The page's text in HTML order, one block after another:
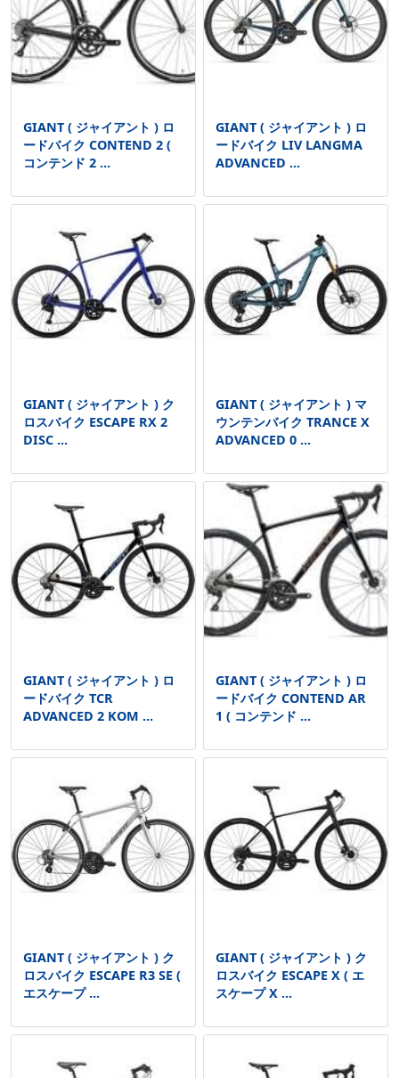
GIANT ( ジャイアント ) ロ
ードバイク CONTEND 2 (
コンテンド 2 ...
GIANT ( ジャイアント ) ロ
ードバイク LIV LANGMA
ADVANCED ...
GIANT ( ジャイアント ) ク
ロスバイク ESCAPE RX 2
DISC ...
GIANT ( ジャイアント ) マ
ウンテンバイク TRANCE X
ADVANCED 0 ...
GIANT ( ジャイアント ) ロ
ードバイク TCR
ADVANCED 2 KOM ...
GIANT ( ジャイアント ) ロ
ードバイク CONTEND AR
1 ( コンテンド ...
GIANT ( ジャイアント ) ク
ロスバイク ESCAPE R3 SE (
エスケープ ...
GIANT ( ジャイアント ) ク
ロスバイク ESCAPE X ( エ
スケープ X ...